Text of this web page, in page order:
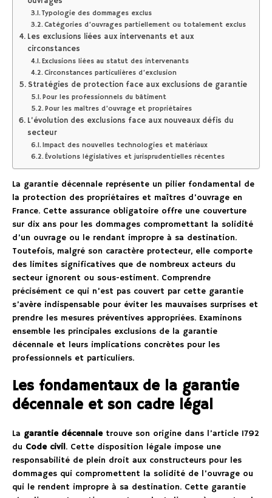
Typologie des dommages exclus
Catégories d’ouvrages partiellement ou totalement exclus
Les exclusions liées aux intervenants et aux
circonstances
Exclusions liées au statut des intervenants
Circonstances particulières d’exclusion
Stratégies de protection face aux exclusions de garantie
Pour les professionnels du bâtiment
Pour les maîtres d’ouvrage et propriétaires
L’évolution des exclusions face aux nouveaux défis du
secteur
Impact des nouvelles technologies et matériaux
Évolutions législatives et jurisprudentielles récentes
La garantie décennale représente un pilier fondamental de
la protection des propriétaires et maîtres d’ouvrage en
France. Cette assurance obligatoire offre une couverture
sur dix ans pour les dommages compromettant la solidité
d’un ouvrage ou le rendant impropre à sa destination.
Toutefois, malgré son caractère protecteur, elle comporte
des limites significatives que de nombreux acteurs du
secteur ignorent ou sous-estiment. Comprendre
précisément ce qui n’est pas couvert par cette garantie
s’avère indispensable pour éviter les mauvaises surprises et
prendre les mesures préventives appropriées. Examinons
ensemble les principales exclusions de la garantie
décennale et leurs implications concrètes pour les
professionnels et particuliers.
Les fondamentaux de la garantie
décennale et son cadre légal
La garantie décennaletrouve son origine dans l’article 1792
du Code civil. Cette disposition légale impose une
responsabilité de plein droit aux constructeurs pour les
dommages qui compromettent la solidité de l’ouvrage ou
qui le rendent impropre à sa destination. Cette garantie